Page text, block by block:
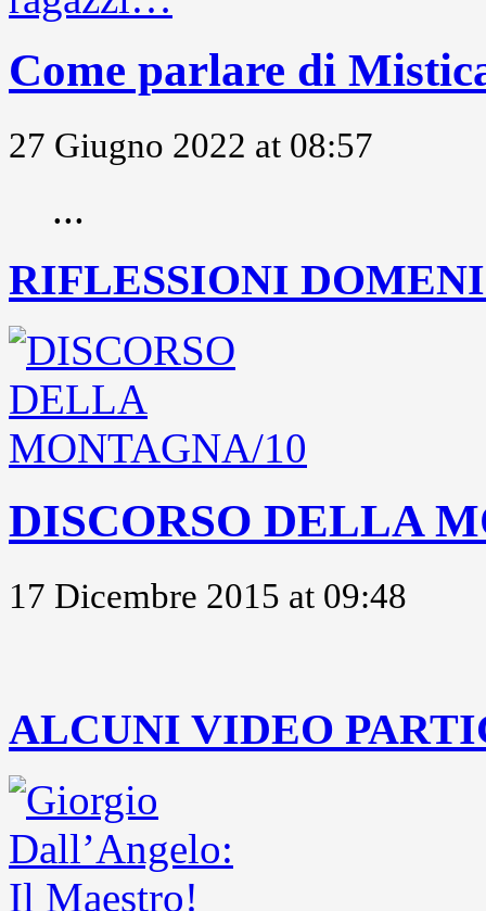
Come parlare di
27 Giugno 2022 at 08:57
...
RIFLESSIONI
DISCORSO DELLA
17 Dicembre 2015 at 09:48
ALCUNI VIDEO